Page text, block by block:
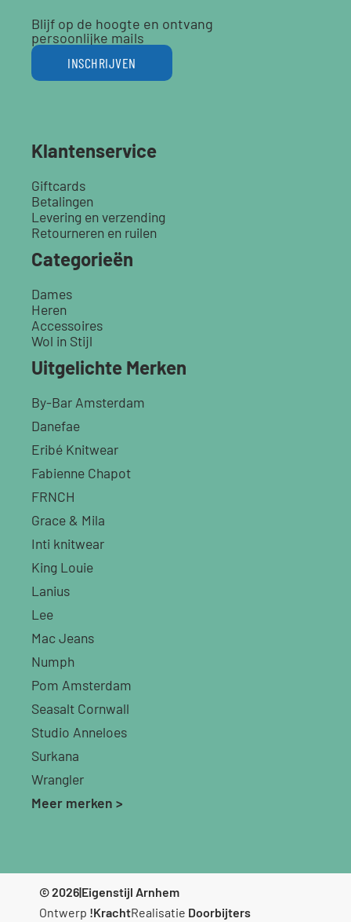
Blijf op de hoogte en ontvang
persoonlijke mails
INSCHRIJVEN
Klantenservice
Giftcards
Betalingen
Levering en verzending
Retourneren en ruilen
Categorieën
Dames
Heren
Accessoires
Wol in Stijl
Uitgelichte Merken
By-Bar Amsterdam
Danefae
Eribé Knitwear
Fabienne Chapot
FRNCH
Grace & Mila
Inti knitwear
King Louie
Lanius
Lee
Mac Jeans
Numph
Pom Amsterdam
Seasalt Cornwall
Studio Anneloes
Surkana
Wrangler
Meer merken >
© 2026|Eigenstijl Arnhem
Ontwerp !KrachtRealisatie Doorbijters